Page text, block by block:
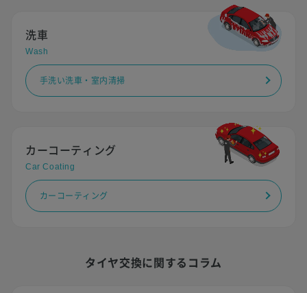
洗車
Wash
手洗い洗車・室内清掃
カーコーティング
Car Coating
カーコーティング
タイヤ交換に関するコラム